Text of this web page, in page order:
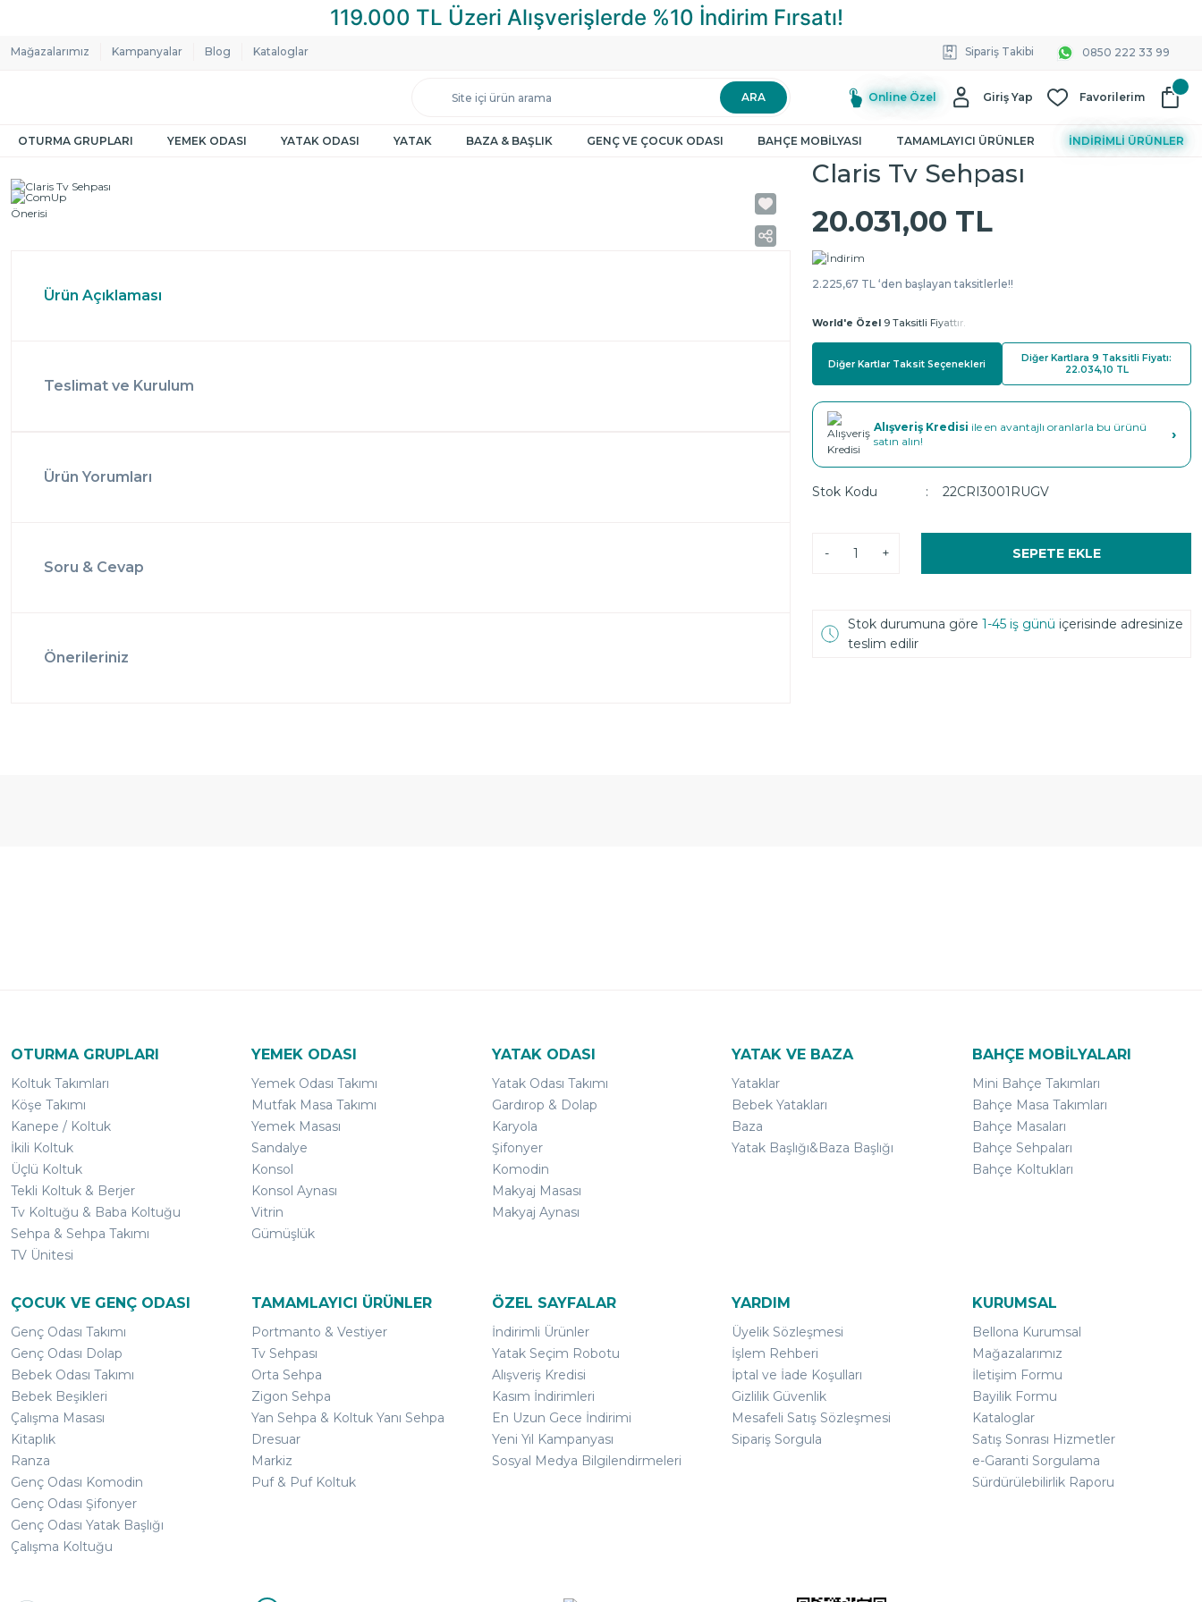
Mağazalarımız Kampanyalar Blog Kataloglar Sipariş Takibi 0850 222 33 99
ARA Online Özel Giriş Yap Favorilerim
OTURMA GRUPLARI YEMEK ODASI YATAK ODASI YATAK BAZA & BAŞLIK GENÇ VE ÇOCUK ODASI BAHÇE MOBİLYASI TAMAMLAYICI ÜRÜNLER İNDİRİMLİ ÜRÜNLER
Ürün Açıklaması
Teslimat ve Kurulum
Ürün Yorumları
Soru & Cevap
Önerileriniz
Claris Tv Sehpası
20.031,00 TL
2.225,67 TL ‘den başlayan taksitlerle!!
World'e Özel 9 Taksitli Fiyattır.
Diğer Kartlar Taksit Seçenekleri
Diğer Kartlara 9 Taksitli Fiyatı:
22.034,10 TL
Alışveriş Kredisi ile en avantajlı oranlarla bu ürünü
satın alın!
›
Stok Kodu 22CRI3001RUGV
- + SEPETE EKLE
Stok durumuna göre 1-45 iş günü içerisinde adresinize
teslim edilir
OTURMA GRUPLARI
Koltuk Takımları
Köşe Takımı
Kanepe / Koltuk
İkili Koltuk
Üçlü Koltuk
Tekli Koltuk & Berjer
Tv Koltuğu & Baba Koltuğu
Sehpa & Sehpa Takımı
TV Ünitesi
YEMEK ODASI
Yemek Odası Takımı
Mutfak Masa Takımı
Yemek Masası
Sandalye
Konsol
Konsol Aynası
Vitrin
Gümüşlük
YATAK ODASI
Yatak Odası Takımı
Gardırop & Dolap
Karyola
Şifonyer
Komodin
Makyaj Masası
Makyaj Aynası
YATAK VE BAZA
Yataklar
Bebek Yatakları
Baza
Yatak Başlığı&Baza Başlığı
BAHÇE MOBİLYALARI
Mini Bahçe Takımları
Bahçe Masa Takımları
Bahçe Masaları
Bahçe Sehpaları
Bahçe Koltukları
ÇOCUK VE GENÇ ODASI
Genç Odası Takımı
Genç Odası Dolap
Bebek Odası Takımı
Bebek Beşikleri
Çalışma Masası
Kitaplık
Ranza
Genç Odası Komodin
Genç Odası Şifonyer
Genç Odası Yatak Başlığı
Çalışma Koltuğu
TAMAMLAYICI ÜRÜNLER
Portmanto & Vestiyer
Tv Sehpası
Orta Sehpa
Zigon Sehpa
Yan Sehpa & Koltuk Yanı Sehpa
Dresuar
Markiz
Puf & Puf Koltuk
ÖZEL SAYFALAR
İndirimli Ürünler
Yatak Seçim Robotu
Alışveriş Kredisi
Kasım İndirimleri
En Uzun Gece İndirimi
Yeni Yıl Kampanyası
Sosyal Medya Bilgilendirmeleri
YARDIM
Üyelik Sözleşmesi
İşlem Rehberi
İptal ve İade Koşulları
Gizlilik Güvenlik
Mesafeli Satış Sözleşmesi
Sipariş Sorgula
KURUMSAL
Bellona Kurumsal
Mağazalarımız
İletişim Formu
Bayilik Formu
Kataloglar
Satış Sonrası Hizmetler
e-Garanti Sorgulama
Sürdürülebilirlik Raporu